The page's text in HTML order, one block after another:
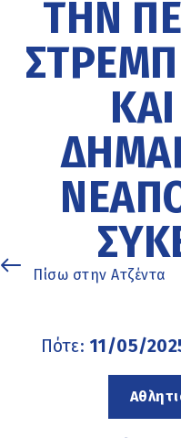
ΤΗΝ
Πίσω στην Ατζέντα
Πότε: 11/05/